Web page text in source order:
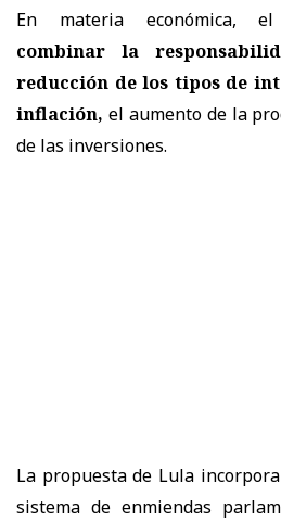
En materia económica,
combinar la
reducción de los tipos de
inflación, el aumento de la
de las inversiones.
La propuesta de Lula
sistema de enmiendas